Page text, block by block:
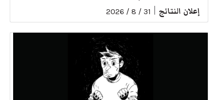
إعلان النتائج 31 / 8 / 2026